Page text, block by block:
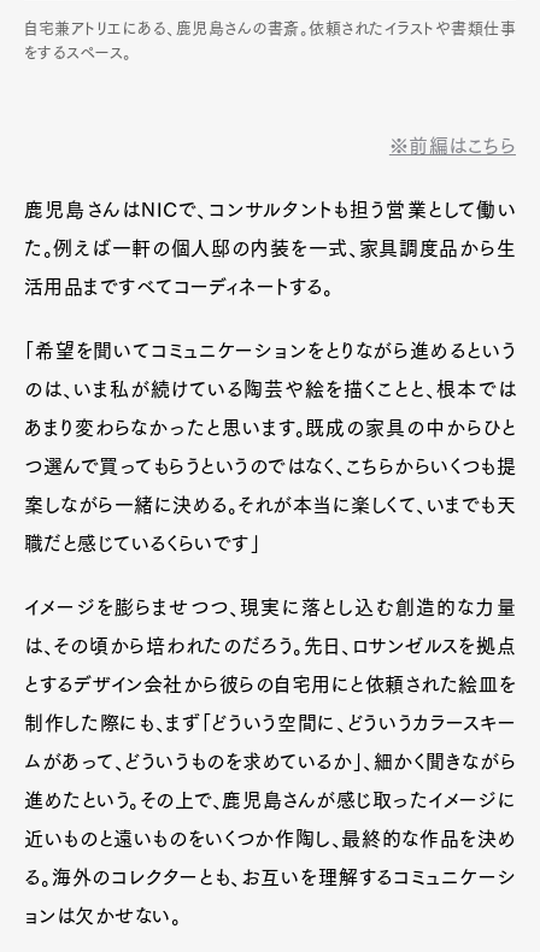
自宅兼アトリエにある、鹿児島さんの書斎。依頼されたイラストや書類仕事
をするスペース。
※前編はこちら
鹿児島さんはNICで、コンサルタントも担う営業として働い
た。例えば一軒の個人邸の内装を一式、家具調度品から生
活用品まですべてコーディネートする。
「希望を聞いてコミュニケーションをとりながら進めるという
のは、いま私が続けている陶芸や絵を描くことと、根本では
あまり変わらなかったと思います。既成の家具の中からひと
つ選んで買ってもらうというのではなく、こちらからいくつも提
案しながら一緒に決める。それが本当に楽しくて、いまでも天
職だと感じているくらいです」
イメージを膨らませつつ、現実に落とし込む創造的な力量
は、その頃から培われたのだろう。先日、ロサンゼルスを拠点
とするデザイン会社から彼らの自宅用にと依頼された絵皿を
制作した際にも、まず「どういう空間に、どういうカラースキー
ムがあって、どういうものを求めているか」、細かく聞きながら
進めたという。その上で、鹿児島さんが感じ取ったイメージに
近いものと遠いものをいくつか作陶し、最終的な作品を決め
る。海外のコレクターとも、お互いを理解するコミュニケーシ
ョンは欠かせない。